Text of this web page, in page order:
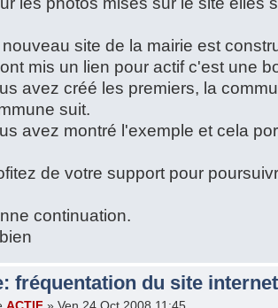
site de la mairie est
mis un lien pour actif c'est une
avez créé les premiers, la
suit.
avez montré l'exemple et cela
de votre support pour
continuation.
fréquentation du site internet
ACTIF » Ven 24 Oct 2008 11:45